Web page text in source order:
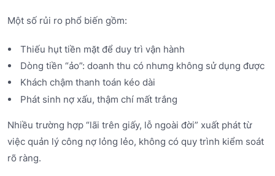
Một số rủi ro phổ biến gồm:
Thiếu hụt tiền mặt để duy trì vận hành
Dòng tiền “ảo”: doanh thu có nhưng không sử dụng được
Khách chậm thanh toán kéo dài
Phát sinh nợ xấu, thậm chí mất trắng
Nhiều trường hợp “lãi trên giấy, lỗ ngoài đời” xuất phát từ
việc quản lý công nợ lỏng lẻo, không có quy trình kiểm soát
rõ ràng.